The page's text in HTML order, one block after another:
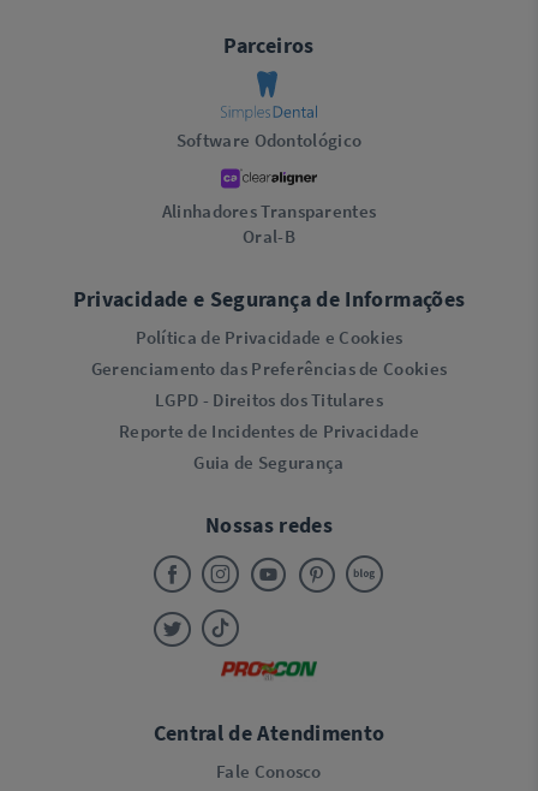
Parceiros
Software Odontológico
Alinhadores Transparentes
Oral-B
Privacidade e Segurança de Informações
Política de Privacidade e Cookies
Gerenciamento das Preferências de Cookies
LGPD - Direitos dos Titulares
Reporte de Incidentes de Privacidade
Guia de Segurança
Nossas redes
Central de Atendimento
Fale Conosco